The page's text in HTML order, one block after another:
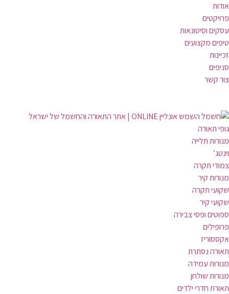
דלג
לתוכן
אודות
פרויקטים
עסקים וסיטונאות
טיפים מקצועים
זכיינות
סניפים
צור קשר
גופי תאורה
מנורות תלייה
וינטג’
צמודי תקרה
מנורות קיר
שקועי תקרה
שקועי קיר
ספוטים ופסי צבירה
פרופילים
אקססוריז
תאורה נסתרת
מנורות עמידה
מנורות שולחן
תאורת חדרי ילדים